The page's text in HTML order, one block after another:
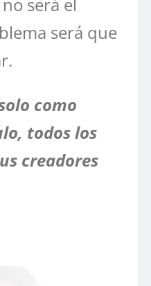
será el
será que
como
todos los
creadores